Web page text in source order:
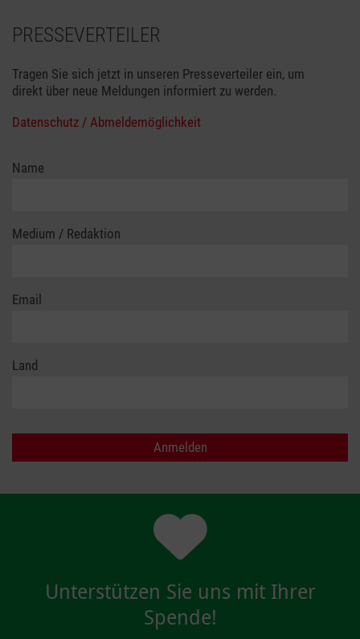
PRESSEVERTEILER
Tragen Sie sich jetzt in unseren Presseverteiler ein, um
direkt über neue Meldungen informiert zu werden.
Datenschutz / Abmeldemöglichkeit
Name
Medium / Redaktion
Email
Land
Unterstützen Sie uns mit Ihrer
Spende!